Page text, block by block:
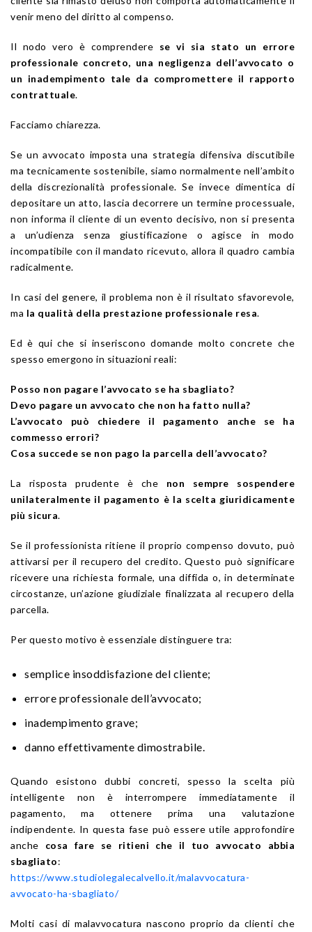
venir meno del diritto al compenso.
Il nodo vero è comprendere se vi sia stato un errore
professionale concreto, una negligenza dell’avvocato o
un inadempimento tale da compromettere il rapporto
contrattuale.
Facciamo chiarezza.
Se un avvocato imposta una strategia difensiva discutibile
ma tecnicamente sostenibile, siamo normalmente nell’ambito
della discrezionalità professionale. Se invece dimentica di
depositare un atto, lascia decorrere un termine processuale,
non informa il cliente di un evento decisivo, non si presenta
a un’udienza senza giustificazione o agisce in modo
incompatibile con il mandato ricevuto, allora il quadro cambia
radicalmente.
In casi del genere, il problema non è il risultato sfavorevole,
ma la qualità della prestazione professionale resa.
Ed è qui che si inseriscono domande molto concrete che
spesso emergono in situazioni reali:
Posso non pagare l’avvocato se ha sbagliato?
Devo pagare un avvocato che non ha fatto nulla?
L’avvocato può chiedere il pagamento anche se ha
commesso errori?
Cosa succede se non pago la parcella dell’avvocato?
La risposta prudente è che non sempre sospendere
unilateralmente il pagamento è la scelta giuridicamente
più sicura.
Se il professionista ritiene il proprio compenso dovuto, può
attivarsi per il recupero del credito. Questo può significare
ricevere una richiesta formale, una diffida o, in determinate
circostanze, un’azione giudiziale finalizzata al recupero della
parcella.
Per questo motivo è essenziale distinguere tra:
semplice insoddisfazione del cliente;
errore professionale dell’avvocato;
inadempimento grave;
danno effettivamente dimostrabile.
Quando esistono dubbi concreti, spesso la scelta più
intelligente non è interrompere immediatamente il
pagamento, ma ottenere prima una valutazione
indipendente. In questa fase può essere utile approfondire
anche cosa fare se ritieni che il tuo avvocato abbia
sbagliato:
https://www.studiolegalecalvello.it/malavvocatura-
avvocato-ha-sbagliato/
Molti casi di malavvocatura nascono proprio da clienti che